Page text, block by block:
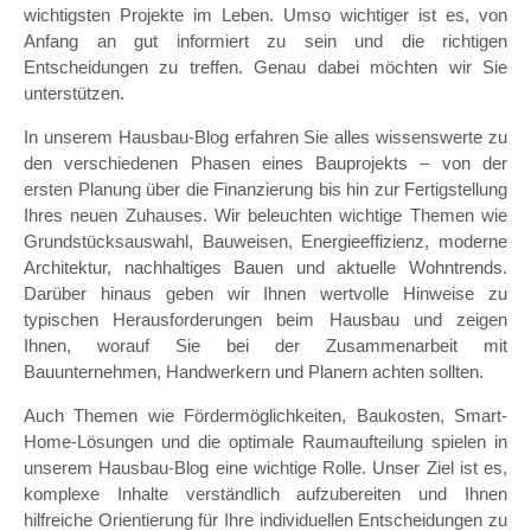
wichtigsten Projekte im Leben. Umso wichtiger ist es, von
Anfang an gut informiert zu sein und die richtigen
Entscheidungen zu treffen. Genau dabei möchten wir Sie
unterstützen.
In unserem Hausbau-Blog erfahren Sie alles wissenswerte zu
den verschiedenen Phasen eines Bauprojekts – von der
ersten Planung über die Finanzierung bis hin zur Fertigstellung
Ihres neuen Zuhauses. Wir beleuchten wichtige Themen wie
Grundstücksauswahl, Bauweisen, Energieeffizienz, moderne
Architektur, nachhaltiges Bauen und aktuelle Wohntrends.
Darüber hinaus geben wir Ihnen wertvolle Hinweise zu
typischen Herausforderungen beim Hausbau und zeigen
Ihnen, worauf Sie bei der Zusammenarbeit mit
Bauunternehmen, Handwerkern und Planern achten sollten.
Auch Themen wie Fördermöglichkeiten, Baukosten, Smart-
Home-Lösungen und die optimale Raumaufteilung spielen in
unserem Hausbau-Blog eine wichtige Rolle. Unser Ziel ist es,
komplexe Inhalte verständlich aufzubereiten und Ihnen
hilfreiche Orientierung für Ihre individuellen Entscheidungen zu